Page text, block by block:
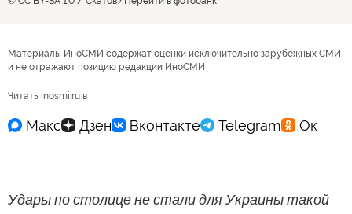
Материалы ИноСМИ содержат оценки исключительно зарубежных СМИ
и не отражают позицию редакции ИноСМИ
Читать inosmi.ru в
Удары по столице не стали для Украины такой